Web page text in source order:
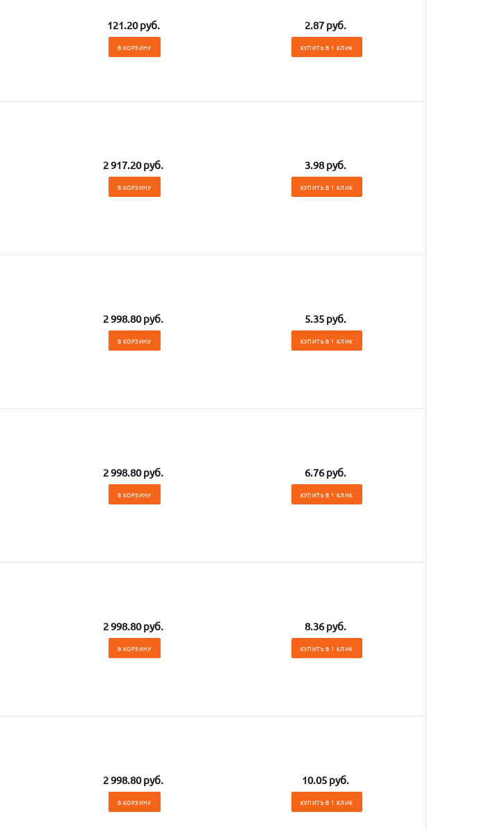
121.20 руб.
В КОРЗИНУ
2.87 руб.
КУПИТЬ В 1 КЛИК
2 917.20 руб.
В КОРЗИНУ
3.98 руб.
КУПИТЬ В 1 КЛИК
2 998.80 руб.
В КОРЗИНУ
5.35 руб.
КУПИТЬ В 1 КЛИК
2 998.80 руб.
В КОРЗИНУ
6.76 руб.
КУПИТЬ В 1 КЛИК
2 998.80 руб.
В КОРЗИНУ
8.36 руб.
КУПИТЬ В 1 КЛИК
2 998.80 руб.
В КОРЗИНУ
10.05 руб.
КУПИТЬ В 1 КЛИК